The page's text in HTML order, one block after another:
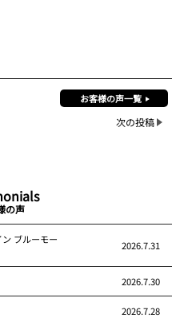
お客様の声一覧
次の投稿
の声
ブルーモー
2026.7.31
2026.7.30
2026.7.28